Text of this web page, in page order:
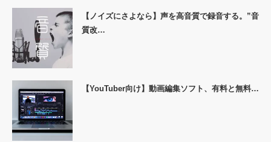
【ノイズにさよなら】声を高音質で録音する。”音
質改…
【YouTuber向け】動画編集ソフト、有料と無料…